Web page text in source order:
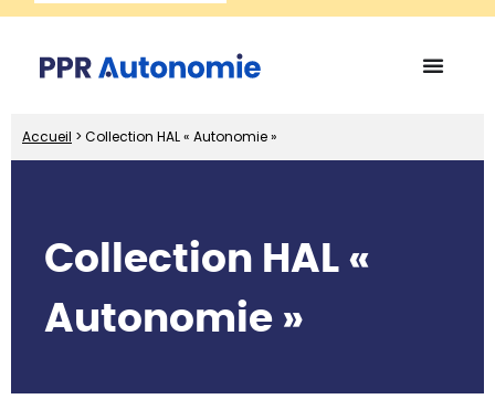
Accueil > Collection HAL « Autonomie »
Collection HAL «
Autonomie »